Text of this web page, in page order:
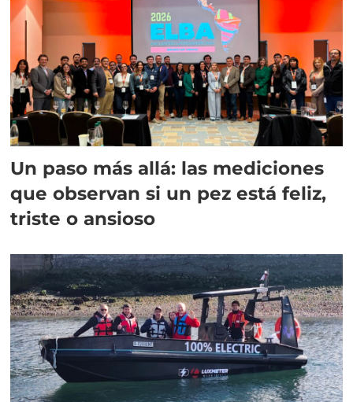
Un paso más allá: las mediciones
que observan si un pez está feliz,
triste o ansioso